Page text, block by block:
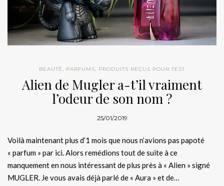
BEAUTÉ, PARFUMS, PRODUITS REÇUS POUR TEST
Alien de Mugler a-t’il vraiment
l’odeur de son nom ?
25/01/2019
Voilà maintenant plus d’1 mois que nous n’avions pas papoté
« parfum » par ici. Alors remédions tout de suite à ce
manquement en nous intéressant de plus près à « Alien » signé
MUGLER. Je vous avais déjà parlé de « Aura » et de…